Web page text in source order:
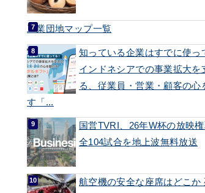
工業団地マップ一覧
知っている企業はすでに使っ
インドネシアでの事業拡大を
る、従業員・営業・顧客の心
す「...
国営TVRI、26年W杯の放映
全104試合を地上波無料放送
航空機の安全な座席はどこか